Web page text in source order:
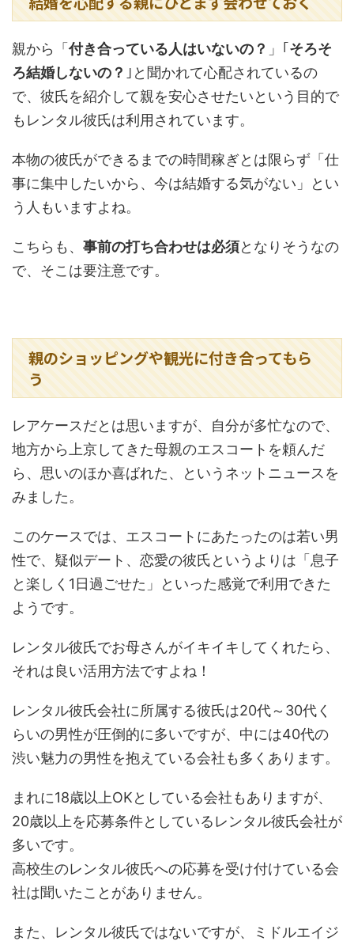
親から「付き合っている人はいないの？ 」｢ そろそ
ろ結婚しないの？ ｣と聞かれて心配されているの
で、彼氏を紹介して親を安心させたいという目的で
もレンタル彼氏は利用されています。
本物の彼氏ができるまでの時間稼ぎとは限らず「仕
事に集中したいから、今は結婚する気がない」とい
う人もいますよね。
こちらも、 事前の打ち合わせは必須となりそうなの
で、そこは要注意です。
親のショッピングや観光に付き合ってもら
う
レアケースだとは思いますが、自分が多忙なので、
地方から上京してきた母親のエスコートを頼んだ
ら、思いのほか喜ばれた、というネットニュースを
みました。
このケースでは、エスコートにあたったのは若い男
性で、疑似デート、恋愛の彼氏というよりは「息子
と楽しく1日過ごせた」といった感覚で利用できた
ようです。
レンタル彼氏でお母さんがイキイキしてくれたら、
それは良い活用方法ですよね！
レンタル彼氏会社に所属する彼氏は20代～30代く
らいの男性が圧倒的に多いですが、中には40代の
渋い魅力の男性を抱えている会社も多くあります。
まれに18歳以上OKとしている会社もありますが、
20歳以上を応募条件としているレンタル彼氏会社が
多いです。
高校生のレンタル彼氏への応募を受け付けている会
社は聞いたことがありません。
また、レンタル彼氏ではないですが、ミドルエイジ